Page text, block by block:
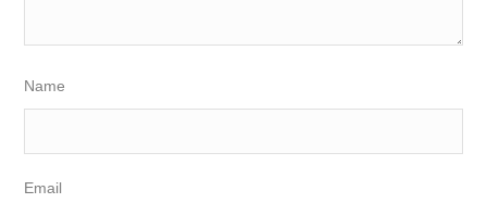
Name
Email